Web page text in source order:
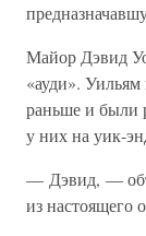
Майор Дэвид
«ауди».
раньше и были
у них на уик-
— Дэвид, —
из настоящего